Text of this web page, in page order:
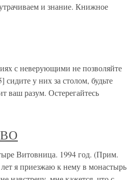
и знание. Книжное
с неверующими не позволяйте
у них за столом, будьте
ваш разум. Остерегайтесь
Витовница. 1994 год. (Прим.
я приезжаю к нему в монастырь